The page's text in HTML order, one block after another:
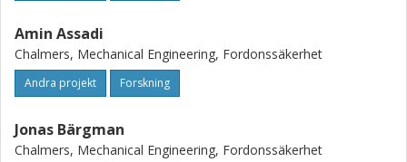
realistic and transparent safety
assessments of ADS. 2) The models will be integrated into
the prediction module for optimal, model-based, real-time
control in ADS. This will lead to enhanced real-time
control capabilities, further contributing to safer and more
efficient automated driving.
Amin Assadi
Chalmers, Mechanical Engineering, Fordonssäkerhet
Andra projekt Forskning
Jonas Bärgman
Chalmers, Mechanical Engineering, Fordonssäkerhet